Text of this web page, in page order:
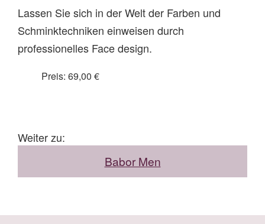
Lassen Sie sich in der Welt der Farben und
Schminktechniken einweisen durch
professionelles Face design.
Preis: 69,00 €
Weiter zu:
Babor Men